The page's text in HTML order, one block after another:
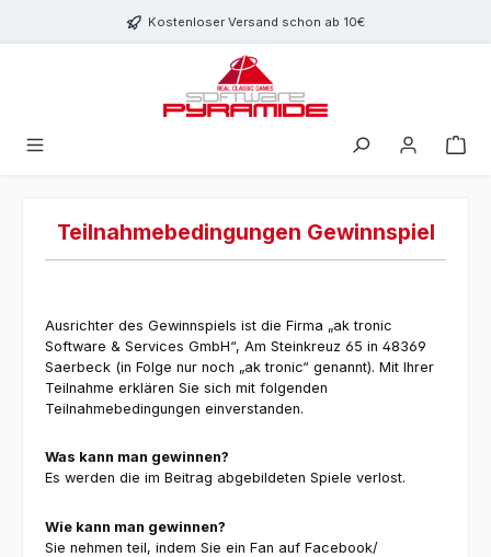
Zum Hauptinhalt springenKostenloser Versand schon ab 10€
Teilnahmebedingungen Gewinnspiel
Ausrichter des Gewinnspiels ist die Firma „ak tronic
Software & Services GmbH“, Am Steinkreuz 65 in 48369
Saerbeck (in Folge nur noch „ak tronic“ genannt). Mit Ihrer
Teilnahme erklären Sie sich mit folgenden
Teilnahmebedingungen einverstanden.
Was kann man gewinnen?
Es werden die im Beitrag abgebildeten Spiele verlost.
Wie kann man gewinnen?
Sie nehmen teil, indem Sie ein Fan auf Facebook/